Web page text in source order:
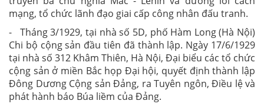
mạng, tổ chức lãnh đạo giai cấp công nhân đấu tranh.
- Tháng 3/1929, tại nhà số 5D, phố Hàm Long (Hà Nội)
Chi bộ cộng sản đầu tiên đã thành lập. Ngày 17/6/1929
tại nhà số 312 Khâm Thiên, Hà Nội, Đại biểu các tổ chức
cộng sản ở miền Bắc họp Đại hội, quyết định thành lập
Đông Dương Cộng sản Đảng, ra Tuyên ngôn, Điều lệ và
phát hành báo Búa liềm của Đảng.